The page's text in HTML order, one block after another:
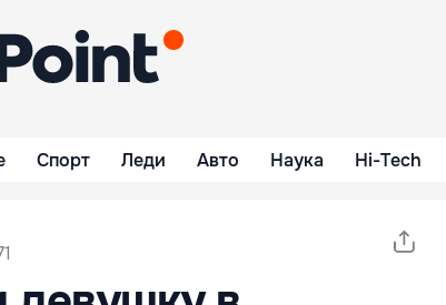
Спорт Леди Авто Наука Hi-Tech